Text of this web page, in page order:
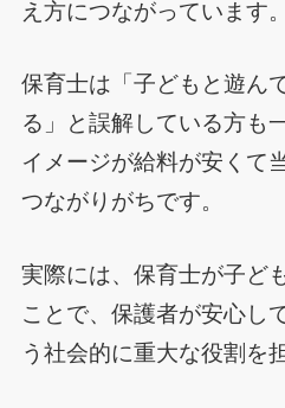
え方につながっています。
保育士は「子どもと遊ん
る」と誤解している方も
イメージが給料が安くて
つながりがちです。
実際には、保育士が子ど
ことで、保護者が安心し
う社会的に重大な役割を